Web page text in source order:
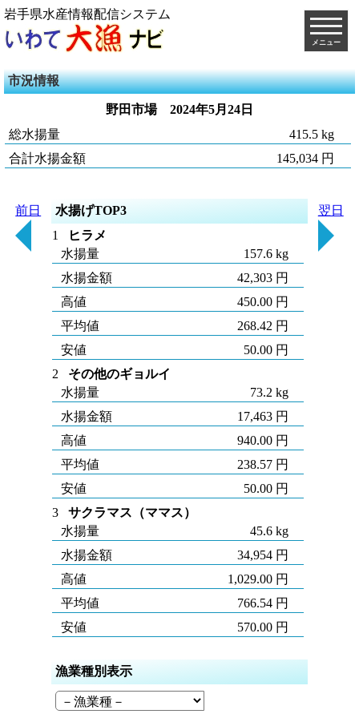
岩手県水産情報配信システム
メニュー
市況情報
野田市場
2024年5月24日
総水揚量
415.5 kg
合計水揚金額
145,034 円
前日
水揚げTOP3
1
ヒラメ
水揚量
157.6 kg
水揚金額
42,303 円
高値
450.00 円
平均値
268.42 円
安値
50.00 円
2
その他のギョルイ
水揚量
73.2 kg
水揚金額
17,463 円
高値
940.00 円
平均値
238.57 円
安値
50.00 円
3
サクラマス（ママス）
水揚量
45.6 kg
水揚金額
34,954 円
高値
1,029.00 円
平均値
766.54 円
安値
570.00 円
漁業種別表示
翌日